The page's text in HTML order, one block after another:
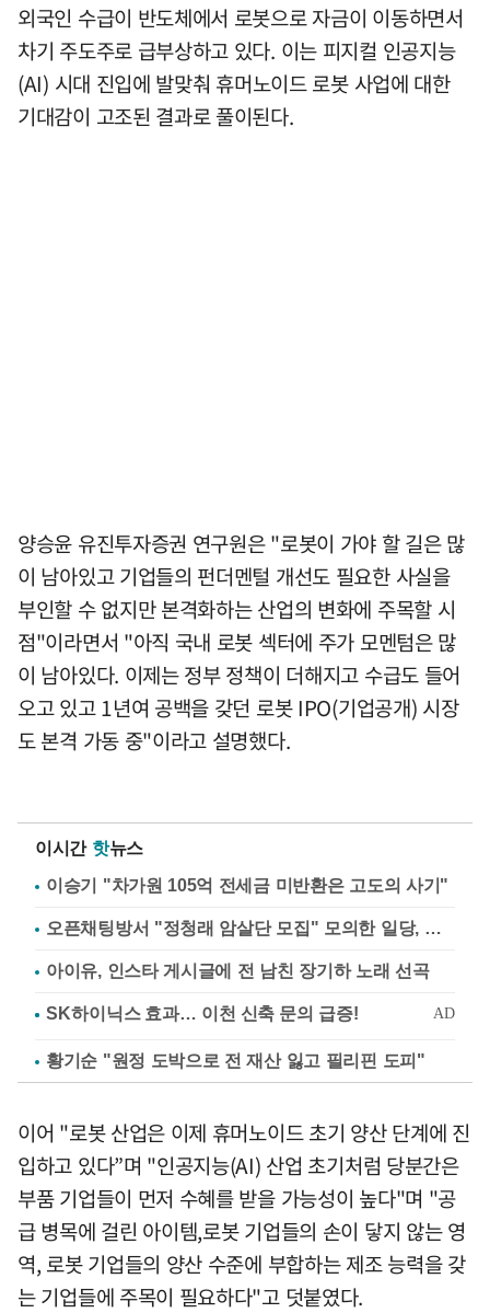
외국인 수급이 반도체에서 로봇으로 자금이 이동하면서
차기 주도주로 급부상하고 있다. 이는 피지컬 인공지능
(AI) 시대 진입에 발맞춰 휴머노이드 로봇 사업에 대한
기대감이 고조된 결과로 풀이된다.
양승윤 유진투자증권 연구원은 "로봇이 가야 할 길은 많
이 남아있고 기업들의 펀더멘털 개선도 필요한 사실을
부인할 수 없지만 본격화하는 산업의 변화에 주목할 시
점"이라면서 "아직 국내 로봇 섹터에 주가 모멘텀은 많
이 남아있다. 이제는 정부 정책이 더해지고 수급도 들어
오고 있고 1년여 공백을 갖던 로봇 IPO(기업공개) 시장
도 본격 가동 중"이라고 설명했다.
이시간 핫뉴스
이승기 "차가원 105억 전세금 미반환은 고도의 사기"
오픈채팅방서 "정청래 암살단 모집" 모의한 일당, 불구속 송치
아이유, 인스타 게시글에 전 남친 장기하 노래 선곡
황기순 "원정 도박으로 전 재산 잃고 필리핀 도피"
이어 "로봇 산업은 이제 휴머노이드 초기 양산 단계에 진
입하고 있다”며 "인공지능(AI) 산업 초기처럼 당분간은
부품 기업들이 먼저 수혜를 받을 가능성이 높다"며 "공
급 병목에 걸린 아이템,로봇 기업들의 손이 닿지 않는 영
역, 로봇 기업들의 양산 수준에 부합하는 제조 능력을 갖
는 기업들에 주목이 필요하다"고 덧붙였다.